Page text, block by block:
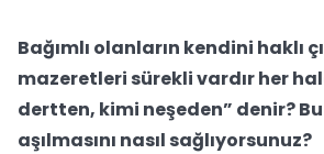
Bağımlı olanların kendini haklı
mazeretleri sürekli vardır her
dertten, kimi neşeden” denir?
aşılmasını nasıl sağlıyorsunuz?